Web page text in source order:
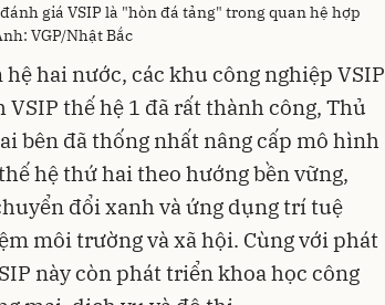
giá VSIP là "hòn đá tảng" trong quan hệ hợp
VGP/Nhật Bắc
hai nước, các khu công nghiệp VSIP
thế hệ 1 đã rất thành công, Thủ
bên đã thống nhất nâng cấp mô hình
hệ thứ hai theo hướng bền vững,
đổi xanh và ứng dụng trí tuệ
môi trường và xã hội. Cùng với phát
này còn phát triển khoa học công